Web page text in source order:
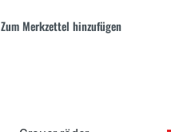
Zum Merkzettel hinzufügen